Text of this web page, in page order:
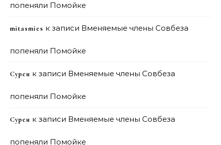
попеняли Помойке
mitasmies к записи Вменяемые члены Совбеза
попеняли Помойке
Сурен к записи Вменяемые члены Совбеза
попеняли Помойке
Сурен к записи Вменяемые члены Совбеза
попеняли Помойке